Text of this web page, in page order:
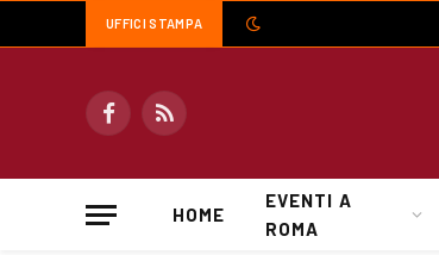
UFFICI STAMPA
FacebookRSS
HOME
EVENTI A
ROMA